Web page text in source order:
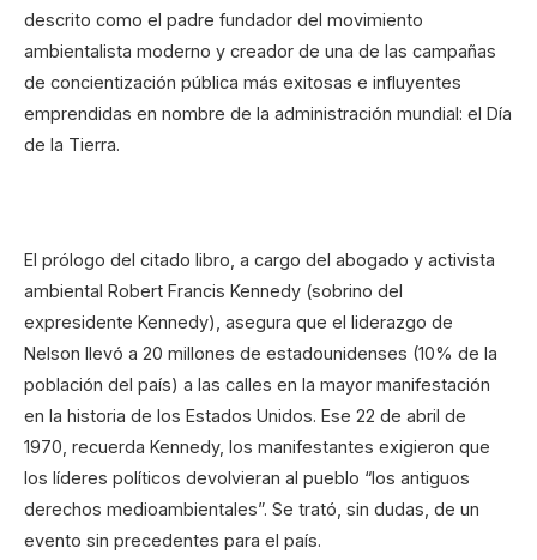
descrito como el padre fundador del movimiento
ambientalista moderno y creador de una de las campañas
de concientización pública más exitosas e influyentes
emprendidas en nombre de la administración mundial: el Día
de la Tierra.
El prólogo del citado libro, a cargo del abogado y activista
ambiental Robert Francis Kennedy (sobrino del
expresidente Kennedy), asegura que el liderazgo de
Nelson llevó a 20 millones de estadounidenses (10% de la
población del país) a las calles en la mayor manifestación
en la historia de los Estados Unidos. Ese 22 de abril de
1970, recuerda Kennedy, los manifestantes exigieron que
los líderes políticos devolvieran al pueblo “los antiguos
derechos medioambientales”. Se trató, sin dudas, de un
evento sin precedentes para el país.